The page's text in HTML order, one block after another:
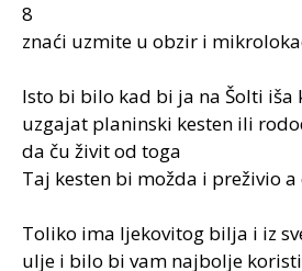
8
znaći uzmite u obzir i
Isto bi bilo kad bi ja na Šolti iša
uzgajat planinski kesten ili
da ču živit od toga
Taj kesten bi možda i preživio a
Toliko ima ljekovitog bilja i iz
ulje i bilo bi vam najbolje